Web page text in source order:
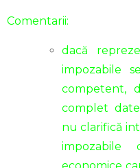
Comentarii:
dacă
impozabile
competent,
complet
nu clarifică
impozabile
economice